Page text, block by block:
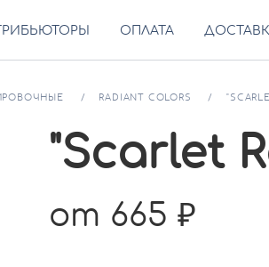
ОПЛАТА
RADIANT COLORS
"Scarlet
от 665